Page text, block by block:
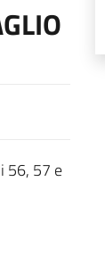
56, 57 e